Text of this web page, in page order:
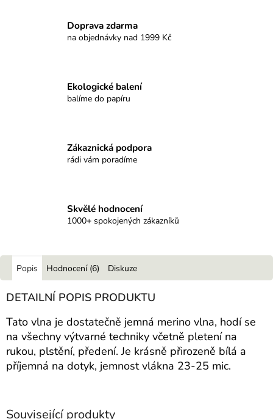
Doprava zdarma
na objednávky nad 1999 Kč
Ekologické balení
balíme do papíru
Zákaznická podpora
rádi vám poradíme
Skvělé hodnocení
1000+ spokojených zákazníků
Popis Hodnocení (6) Diskuze
DETAILNÍ POPIS PRODUKTU
Tato vlna je dostatečně jemná merino vlna, hodí se
na všechny výtvarné techniky včetně pletení na
rukou, plstění, předení. Je krásně přirozeně bílá a
příjemná na dotyk, jemnost vlákna 23-25 mic.
Související produkty